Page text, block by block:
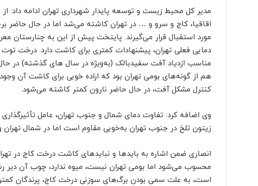
مدیر کل محیط زیست و توسعه پایدار شهرداری تهران ادامه داد:
اقاقیا، کاج و سرو و … در تهران کاشته می‌شد اما در حال حاضر
مورد استقبال قرار می‌گیرند. پایتخت پیش از این به چنارستان
دمایی فعلی تهران، پیشنهادات کمتری برای کاشت دارد. درخت توت
مناسب ازدیاد آفت سفیدبالک (به‌ویژه در سال های گذشته) در
هم از گونه‌های بومی تهران بود که اراده خوبی برای کاشت آن
کنترل مشکل آفت، در حال حاضر نارون کمتر کاشته می‌شود.
وی اضافه کرد: تفاوت دمای شمال و جنوب تهران، عامل
زیتون تلخ در جنوب تهران به‌خوبی مقاوم است اما در شمال تهران و در ارتفاع بالای ۱۶۰۰متر
انصاری ضمن اشاره به بایدها و نبایدهای کاشت درخت کاج در
محسوب می‌شود اما بومی تهران نیست، میوه ندارد، چوب آن
است، به علت سمی بودن برگ‌های سوزنی درخت کاج، پرندگان